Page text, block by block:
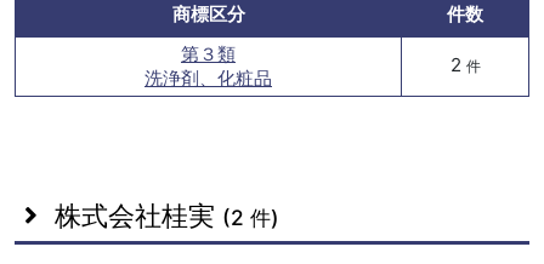
商標区分
件数
第３類
洗浄剤、化粧品
2 件
株式会社桂実 (2 件)